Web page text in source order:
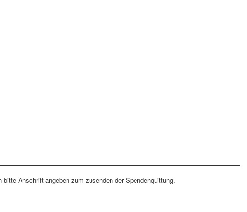
Anschrift angeben zum zusenden der Spendenquittung.